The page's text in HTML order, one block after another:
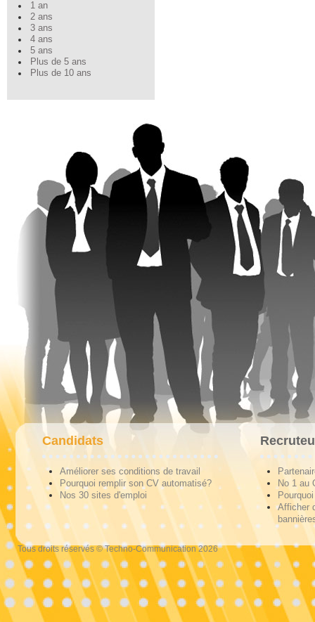
1 an
2 ans
3 ans
4 ans
5 ans
Plus de 5 ans
Plus de 10 ans
Candidats
Améliorer ses conditions de travail
Pourquoi remplir son CV automatisé?
Nos 30 sites d'emploi
No 1 au
Afficher
Tous droits réservés © Techno-Communication 2026